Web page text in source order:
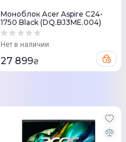
Моноблок Acer Aspire C24-
1750 Black (DQ.BJ3ME.004)
Нет в наличии
27 899₴